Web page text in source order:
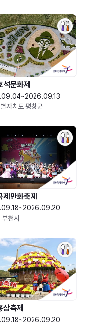
석문화제
자치도 평창군
제만화축제
부천시
삼축제